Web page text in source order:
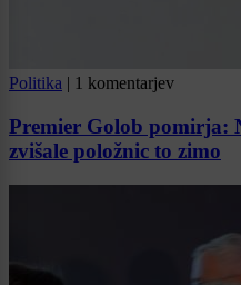
Politika | 1 komentarjev
Premier Golob pomirja:
zvišale položnic to zimo